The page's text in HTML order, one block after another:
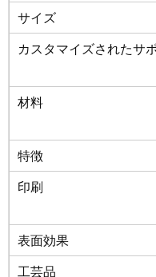
サイズ
カスタマイズされたサ
材料
特徴
印刷
表面効果
工芸品